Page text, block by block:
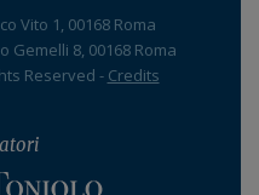
Vito 1, 00168 Roma
Gemelli 8, 00168 Roma
Reserved - Credits